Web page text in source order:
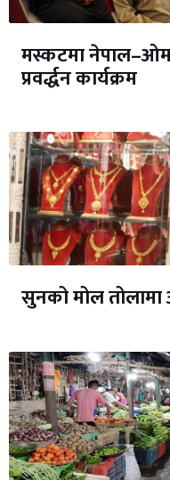
मस्कटमा
प्रवर्द्धन कार्यक्रम
सुनको मोल